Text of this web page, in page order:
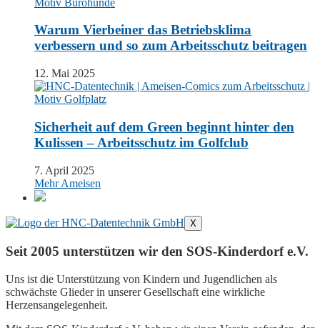
Warum Vierbeiner das Betriebsklima
verbessern und so zum Arbeitsschutz beitragen
12. Mai 2025
Sicherheit auf dem Green beginnt hinter den
Kulissen – Arbeitsschutz im Golfclub
7. April 2025
Mehr Ameisen
X
Seit 2005 unterstützen wir den SOS-Kinderdorf e.V.
Uns ist die Unterstützung von Kindern und Jugendlichen als
schwächste Glieder in unserer Gesellschaft eine wirkliche
Herzensangelegenheit.